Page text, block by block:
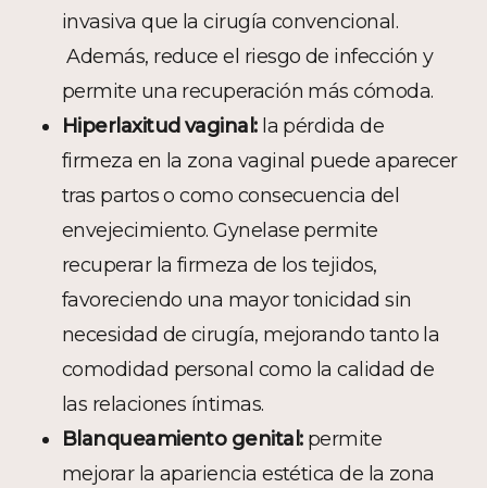
invasiva que la cirugía convencional.
Además, reduce el riesgo de infección y
permite una recuperación más cómoda.
Hiperlaxitud vaginal: la pérdida de
firmeza en la zona vaginal puede aparecer
tras partos o como consecuencia del
envejecimiento. Gynelase permite
recuperar la firmeza de los tejidos,
favoreciendo una mayor tonicidad sin
necesidad de cirugía, mejorando tanto la
comodidad personal como la calidad de
las relaciones íntimas.
Blanqueamiento genital: permite
mejorar la apariencia estética de la zona